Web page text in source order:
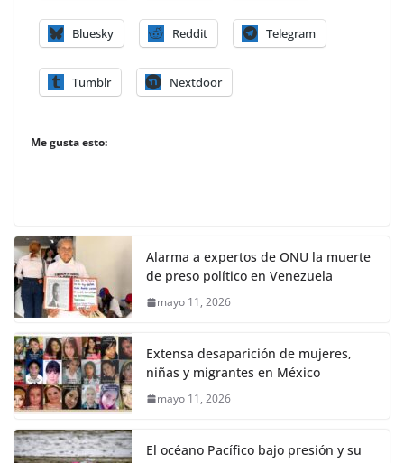
Bluesky Reddit Telegram
Tumblr Nextdoor
Me gusta esto:
Alarma a expertos de ONU la muerte
de preso político en Venezuela
mayo 11, 2026
Extensa desaparición de mujeres,
niñas y migrantes en México
mayo 11, 2026
El océano Pacífico bajo presión y su